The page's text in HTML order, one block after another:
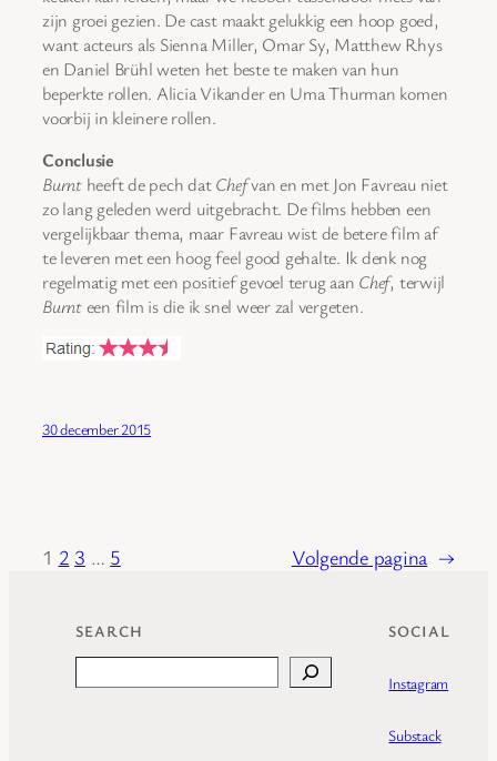
zijn groei gezien. De cast maakt gelukkig een hoop goed,
want acteurs als Sienna Miller, Omar Sy, Matthew Rhys
en Daniel Brühl weten het beste te maken van hun
beperkte rollen. Alicia Vikander en Uma Thurman komen
voorbij in kleinere rollen.
Conclusie
Burntheeft de pech datChefvan en met Jon Favreau niet
zo lang geleden werd uitgebracht. De films hebben een
vergelijkbaar thema, maar Favreau wist de betere film af
te leveren met een hoog feel good gehalte. Ik denk nog
regelmatig met een positief gevoel terug aan Chef, terwijl
Burnteen film is die ik snel weer zal vergeten.
30 december 2015
1 2 3 … 5 Volgende pagina →
SEARCH SOCIAL
Instagram
Substack